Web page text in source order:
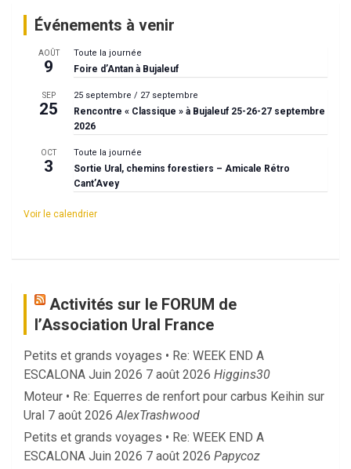
Événements à venir
AOÛT
9
Toute la journée
Foire d’Antan à Bujaleuf
SEP
25
25 septembre / 27 septembre
Rencontre « Classique » à Bujaleuf 25-26-27 septembre
2026
OCT
3
Toute la journée
Sortie Ural, chemins forestiers – Amicale Rétro
Cant’Avey
Voir le calendrier
Activités sur le FORUM de
l’Association Ural France
Petits et grands voyages • Re: WEEK END A
ESCALONA Juin 2026 7 août 2026 Higgins30
Moteur • Re: Equerres de renfort pour carbus Keihin sur
Ural 7 août 2026 AlexTrashwood
Petits et grands voyages • Re: WEEK END A
ESCALONA Juin 2026 7 août 2026 Papycoz